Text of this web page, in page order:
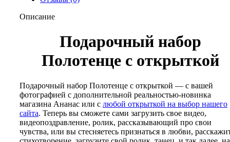
Описание
Подарочный набор
Полотенце с открыткой
Подарочный набор Полотенце с открыткой — с вашей
фотографией с дополнительной реальностью-новинка
магазина Ананас или с любой открыткой на выбор нашего
сайта. Теперь вы сможете сами загрузить свое видео,
видеопоздравление, ролик, рассказывающий про свои
чувства, или вы стесняетесь признаться в любви,